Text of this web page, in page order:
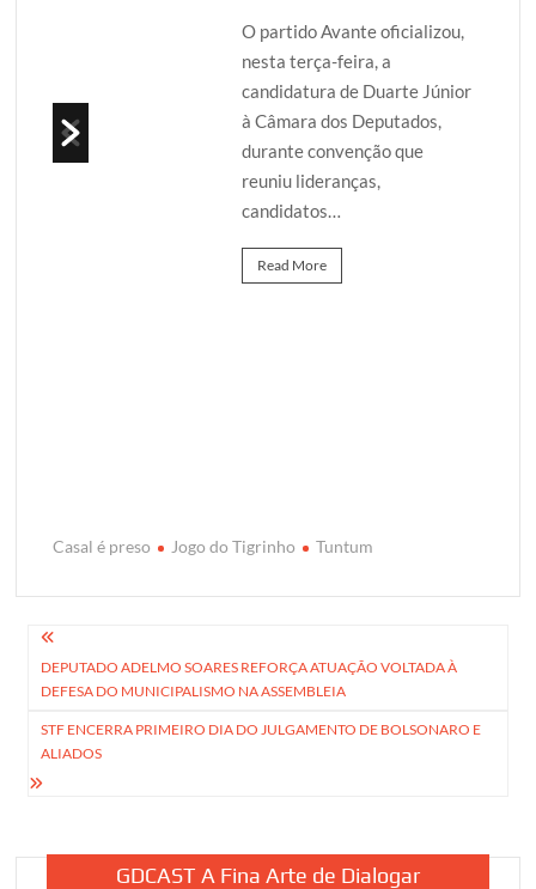
O partido Avante oficializou,
nesta terça-feira, a
candidatura de Duarte Júnior
à Câmara dos Deputados,
durante convenção que
reuniu lideranças,
candidatos…
Read More
Casal é preso Jogo do Tigrinho Tuntum
Navegação
de
Post
DEPUTADO ADELMO SOARES REFORÇA ATUAÇÃO VOLTADA À
DEFESA DO MUNICIPALISMO NA ASSEMBLEIA
STF ENCERRA PRIMEIRO DIA DO JULGAMENTO DE BOLSONARO E
ALIADOS
GDCAST A Fina Arte de Dialogar